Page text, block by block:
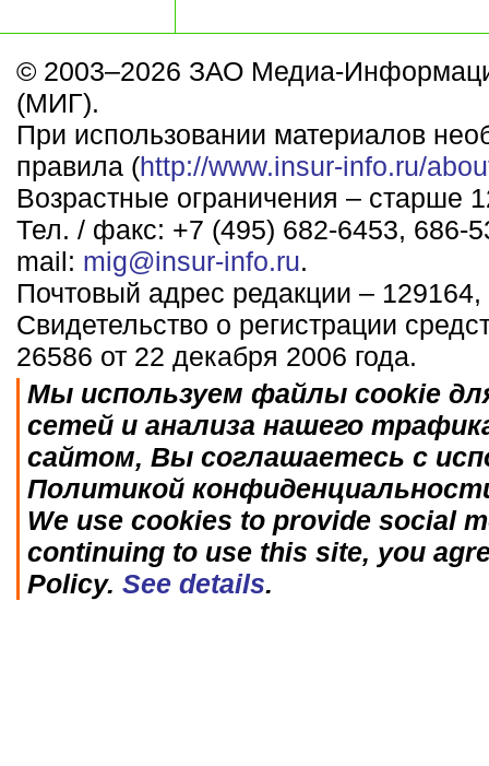
© 2003–2026 ЗАО Медиа-
(МИГ).
При использовании материалов
правила (http://www.insur-info.ru/
Возрастные ограничения – старше
Тел. / факс: +7 (495) 682-6453, 686-
mail: mig@insur-info.ru.
Почтовый адрес редакции –
Свидетельство о регистрации
26586 от 22 декабря 2006 года.
Мы используем файлы cookie
сетей и анализа нашего
сайтом, Вы соглашаетесь с
Политикой
We use cookies to provide social
continuing to use this site, you
Policy. See details.